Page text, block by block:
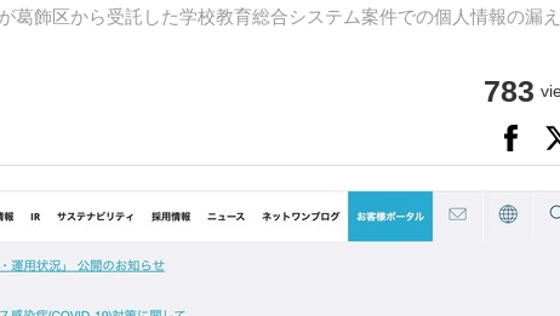
飾区から受託した学校教育総合システム案件での個人情報の漏
783